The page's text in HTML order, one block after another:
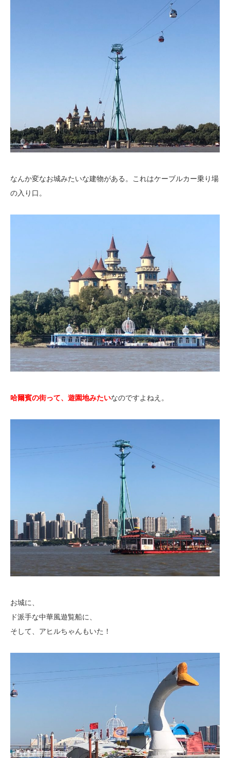
なんか変なお城みたいな建物がある。これはケーブルカー乗り場
の入り口。
哈爾賓の街って、遊園地みたいなのですよねえ。
お城に、
ド派手な中華風遊覧船に、
そして、アヒルちゃんもいた！